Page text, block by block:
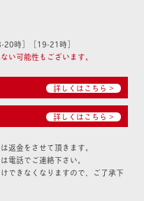
時］［19-21時］
い可能性もございます。
詳しくはこちら >
詳しくはこちら >
返金をさせて頂きます。
電話でご連絡下さい。
できなくなりますので、ご了承下